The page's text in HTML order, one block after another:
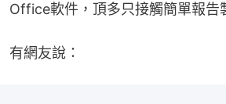
Office軟件，頂多只接觸簡單報告
有網友說：